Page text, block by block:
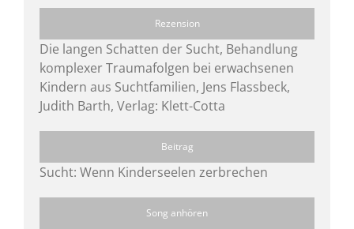
Rezension
Die langen Schatten der Sucht, Behandlung
komplexer Traumafolgen bei erwachsenen
Kindern aus Suchtfamilien, Jens Flassbeck,
Judith Barth, Verlag: Klett-Cotta
Beitrag
Sucht: Wenn Kinderseelen zerbrechen
Song anhören